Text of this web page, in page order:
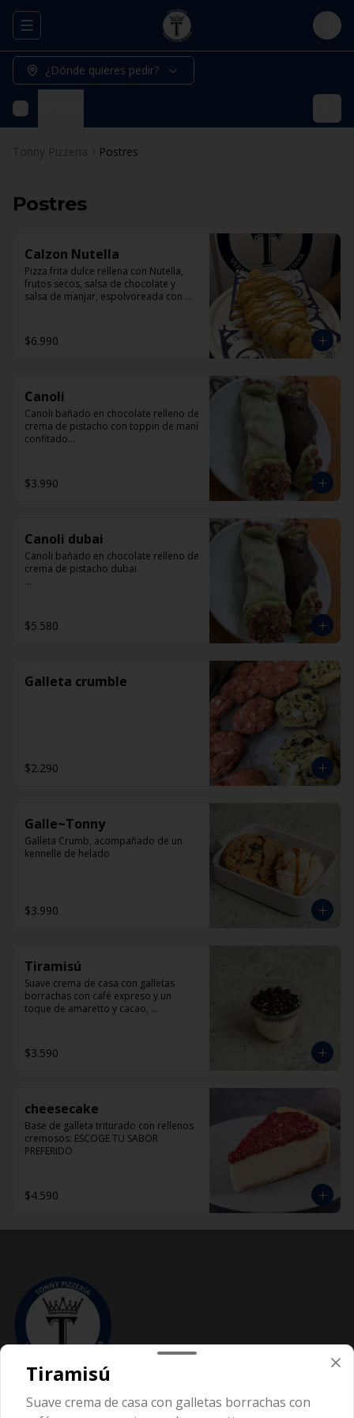
Abrir menu de navegación Login
¿Dónde quieres pedir?
Tonny Pizzeria Postres
Postres
Calzon Nutella
Pizza frita dulce rellena con Nutella,
frutos secos, salsa de chocolate y
salsa de manjar, espolvoreada con
$6.990
Canoli
Canoli bañado en chocolate relleno de
crema de pistacho con toppin de maní
confitado
$3.990
Canoli dubai
Canoli bañado en chocolate relleno de
crema de pistacho dubai
$5.580
Galleta crumble
$2.290
Galle~Tonny
Galleta Crumb, acompañado de un
kennelle de helado
$3.990
Tiramisú
Suave crema de casa con galletas
borrachas con café expreso y un
toque de amaretto y cacao,
$3.590
cheesecake
Base de galleta triturado con rellenos
cremosos: ESCOGE TU SABOR
PREFERIDO
$4.590
Conócenos
Tiramisú
Suave crema de casa con galletas borrachas con